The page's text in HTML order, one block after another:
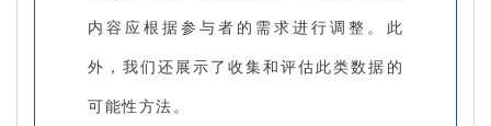
内容应根据参与者的需求进行调整。此
外，我们还展示了收集和评估此类数据的
可能性方法。